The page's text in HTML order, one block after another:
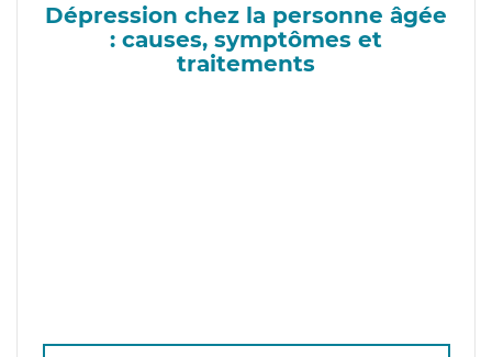
Dépression chez la personne âgée
: causes, symptômes et
traitements